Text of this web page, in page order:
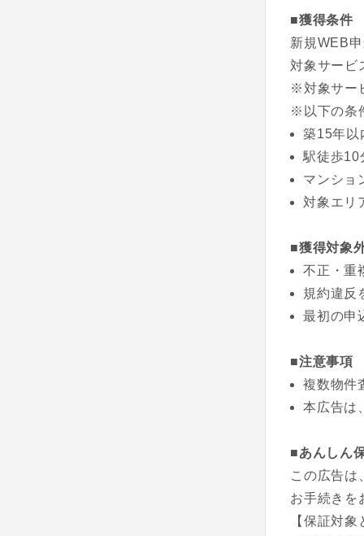
■獲得条件
新規WEB
対象サービ
※対象サー
※以下の条
築15年以
駅徒歩10
マンショ
対象エリ
■獲得対象
不正・重
規約違反
最初の申
■注意事項
複数物件
本広告は
■あんしん
この広告は
お手続きを
【保証対